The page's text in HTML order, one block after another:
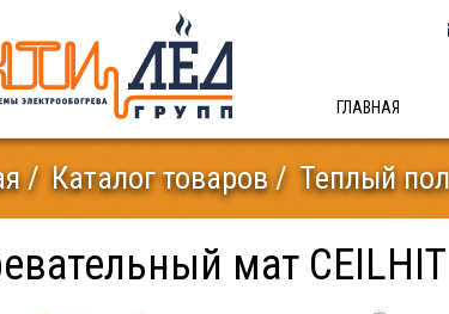
ГЛАВНАЯ
Каталог товаров Теплый пол
мат